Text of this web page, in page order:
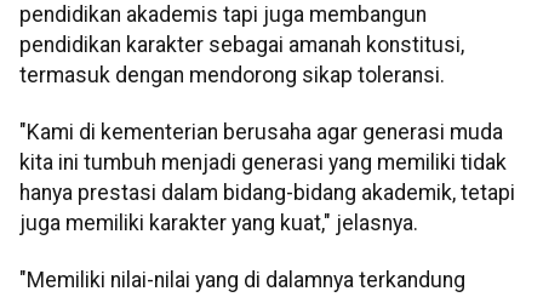
pendidikan akademis tapi juga membangun
pendidikan karakter sebagai amanah konstitusi,
termasuk dengan mendorong sikap toleransi.
"Kami di kementerian berusaha agar generasi muda
kita ini tumbuh menjadi generasi yang memiliki tidak
hanya prestasi dalam bidang-bidang akademik, tetapi
juga memiliki karakter yang kuat," jelasnya.
"Memiliki nilai-nilai yang di dalamnya terkandung